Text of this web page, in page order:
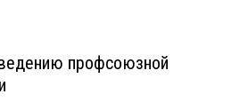
профсоюзной